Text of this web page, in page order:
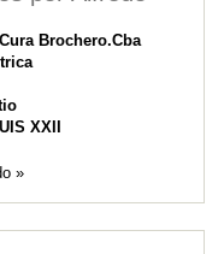
Brochero.Cba
XXII
»